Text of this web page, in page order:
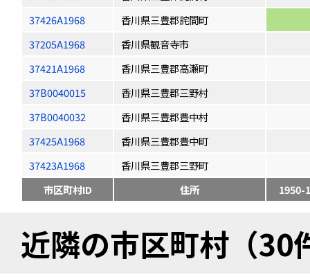
37426A1968
香川県三豊郡詫間町
37205A1968
香川県観音寺市
37421A1968
香川県三豊郡高瀬町
37B0040015
香川県三豊郡三野村
37B0040032
香川県三豊郡豊中村
37425A1968
香川県三豊郡豊中町
37423A1968
香川県三豊郡三野町
市区町村ID
住所 1950-
近隣の市区町村（30